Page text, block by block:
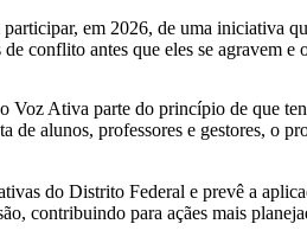
em 2026, de uma iniciativa
conflito antes que eles se agravem e
Ativa parte do princípio de que
alunos, professores e gestores, o
do Distrito Federal e prevê a
contribuindo para açães mais